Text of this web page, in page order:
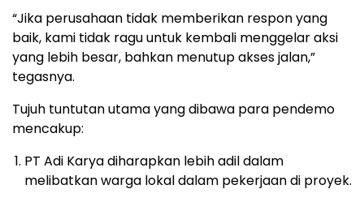
“Jika perusahaan tidak memberikan respon yang
baik, kami tidak ragu untuk kembali menggelar aksi
yang lebih besar, bahkan menutup akses jalan,”
tegasnya.
Tujuh tuntutan utama yang dibawa para pendemo
mencakup:
PT Adi Karya diharapkan lebih adil dalam
melibatkan warga lokal dalam pekerjaan di proyek.